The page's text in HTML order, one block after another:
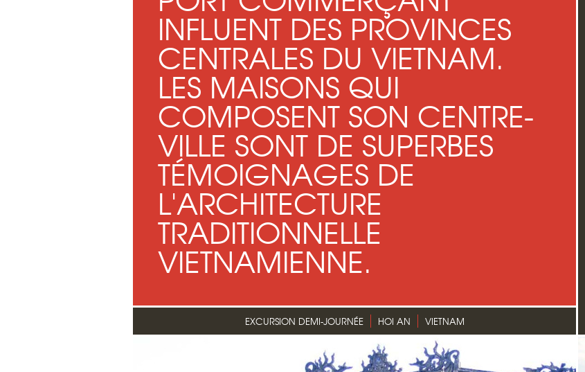
INFLUENT DES PROVINCES
CENTRALES DU VIETNAM.
LES MAISONS QUI
COMPOSENT SON CENTRE-
VILLE SONT DE SUPERBES
TÉMOIGNAGES DE
L'ARCHITECTURE
TRADITIONNELLE
VIETNAMIENNE.
EXCURSION DEMI-JOURNÉE HOI AN VIETNAM